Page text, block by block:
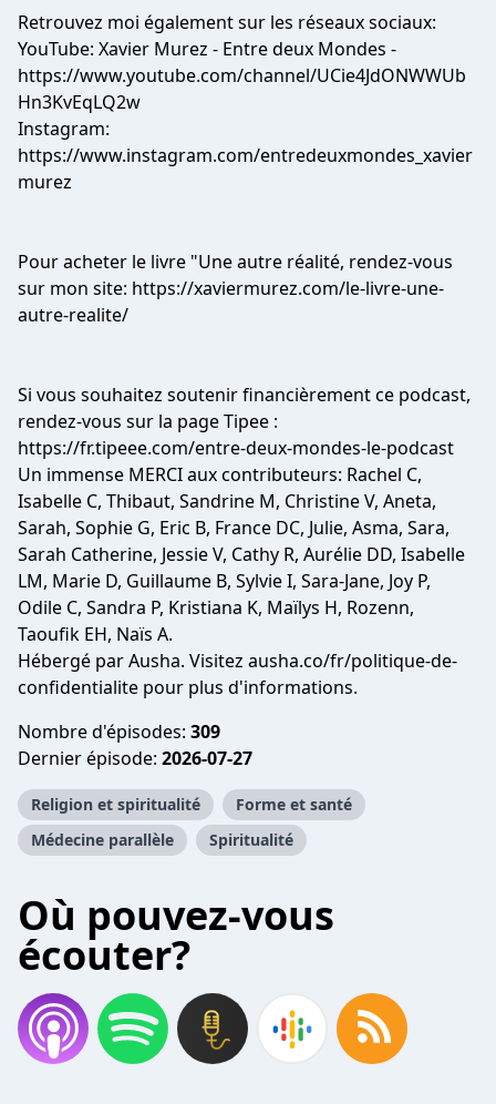
Retrouvez moi également sur les réseaux sociaux:
YouTube: Xavier Murez - Entre deux Mondes -
https://www.youtube.com/channel/UCie4JdONWWUb
Hn3KvEqLQ2w
Instagram:
https://www.instagram.com/entredeuxmondes_xavier
murez
Pour acheter le livre "Une autre réalité, rendez-vous
sur mon site: https://xaviermurez.com/le-livre-une-
autre-realite/
Si vous souhaitez soutenir financièrement ce podcast,
rendez-vous sur la page Tipee :
https://fr.tipeee.com/entre-deux-mondes-le-podcast
Un immense MERCI aux contributeurs: Rachel C,
Isabelle C, Thibaut, Sandrine M, Christine V, Aneta,
Sarah, Sophie G, Eric B, France DC, Julie, Asma, Sara,
Sarah Catherine, Jessie V, Cathy R, Aurélie DD, Isabelle
LM, Marie D, Guillaume B, Sylvie I, Sara-Jane, Joy P,
Odile C, Sandra P, Kristiana K, Maïlys H, Rozenn,
Taoufik EH, Naïs A.
Hébergé par Ausha. Visitez ausha.co/fr/politique-de-
confidentialite pour plus d'informations.
Nombre d'épisodes: 309
Dernier épisode: 2026-07-27
Religion et spiritualité
Forme et santé
Médecine parallèle
Spiritualité
Où pouvez-vous
écouter?